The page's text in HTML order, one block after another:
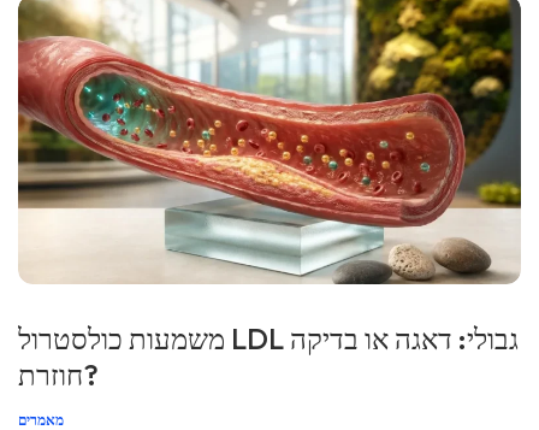
משמעות כולסטרול LDL גבולי: דאגה או בדיקה
חוזרת?
מאמרים